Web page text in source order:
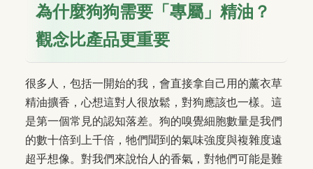
為什麼狗狗需要「專屬」精油？
觀念比產品更重要
很多人，包括一開始的我，會直接拿自己用的薰衣草
精油擴香，心想這對人很放鬆，對狗應該也一樣。這
是第一個常見的認知落差。狗的嗅覺細胞數量是我們
的數十倍到上千倍，牠們聞到的氣味強度與複雜度遠
超乎想像。對我們來說怡人的香氣，對牠們可能是難